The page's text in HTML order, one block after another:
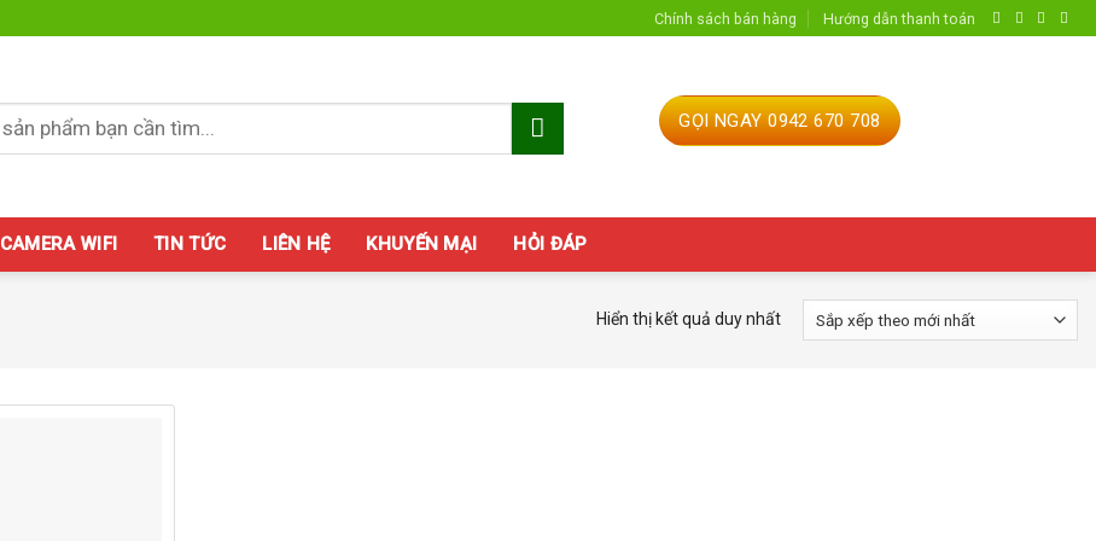
Chính sách bán hàng Hướng dẫn thanh toán
GỌI NGAY 0942 670 708
CAMERA WIFI TIN TỨC LIÊN HỆ KHUYẾN MẠI HỎI ĐÁP
Hiển thị kết quả duy nhất